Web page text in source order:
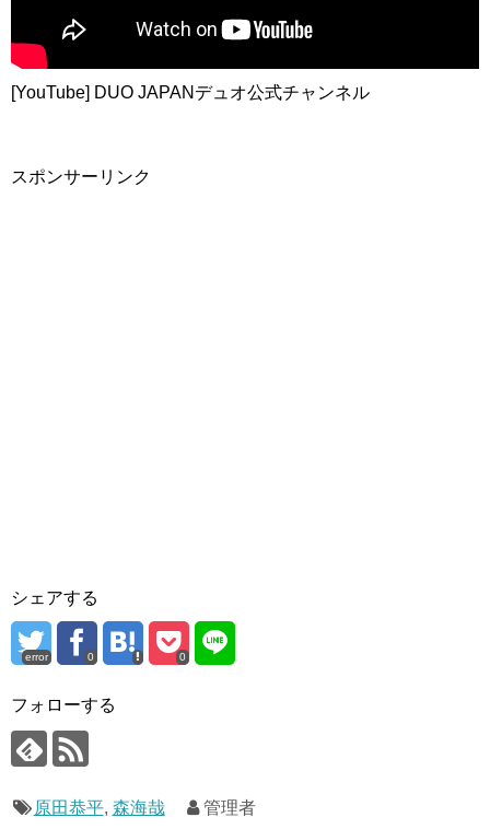
[YouTube] DUO JAPANデュオ公式チャンネル
スポンサーリンク
シェアする
error 0 0
フォローする
原田恭平, 森海哉 管理者